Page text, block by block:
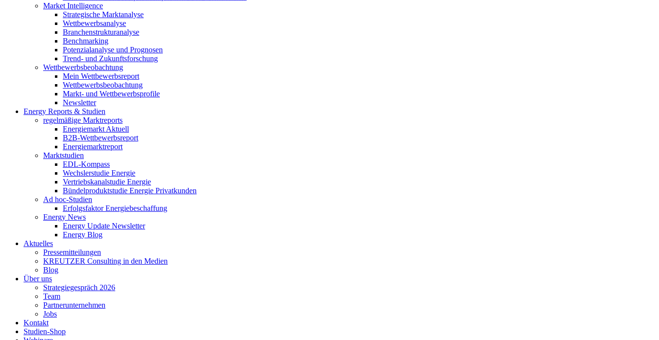
Market Intelligence
Strategische Marktanalyse
Wettbewerbsanalyse
Branchenstrukturanalyse
Benchmarking
Potenzialanalyse und Prognosen
Trend- und Zukunftsforschung
Wettbewerbs­beobachtung
Mein Wettbewerbsreport
Wettbewerbsbeobachtung
Markt- und Wettbewerbsprofile
Newsletter
Energy Reports & Studien
regelmäßige Marktreports
Energiemarkt Aktuell
B2B-Wettbewerbsreport
Energiemarktreport
Marktstudien
EDL-Kompass
Wechslerstudie Energie
Vertriebskanalstudie Energie
Bündelproduktstudie Energie Privatkunden
Ad hoc-Studien
Erfolgsfaktor Energiebeschaffung
Energy News
Energy Update Newsletter
Energy Blog
Aktuelles
Pressemitteilungen
KREUTZER Consulting in den Medien
Blog
Über uns
Strategiegespräch 2026
Team
Partnerunternehmen
Jobs
Kontakt
Studien-Shop